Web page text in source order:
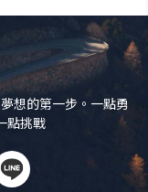
想的第一步。一點勇
點挑戰